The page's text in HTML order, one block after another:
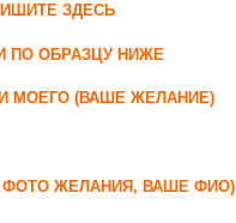
ЗДЕСЬ
ПО ОБРАЗЦУ НИЖЕ
МОЕГО (ВАШЕ ЖЕЛАНИЕ)
ФОТО ЖЕЛАНИЯ, ВАШЕ ФИО)